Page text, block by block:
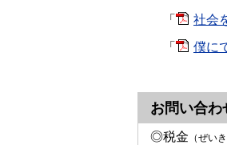
「 社会
「
僕に
お問い合わ
◎税金 （ぜいき